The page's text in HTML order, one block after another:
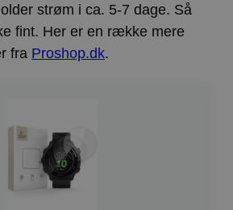
strøm i ca. 5-7 dage. Så
fint. Her er en række mere
fra Proshop.dk.